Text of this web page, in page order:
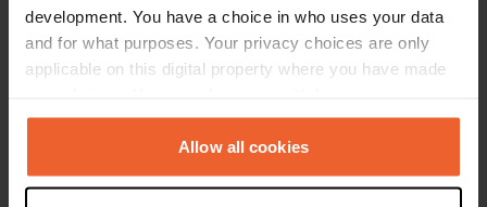
development. You have a choice in who uses your data
and for what purposes. Your privacy choices are only
applicable on this digital property where you have made
any time from the Cookie Declaration or by clicking on
the Privacy trigger icon.Allow all cookies
Contact
Emplacement
EX-205, km 2.7
10700, Hervás, Espagne